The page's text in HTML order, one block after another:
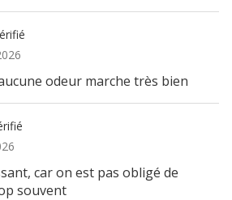
odeur marche très bien
car on est pas obligé de
souvent